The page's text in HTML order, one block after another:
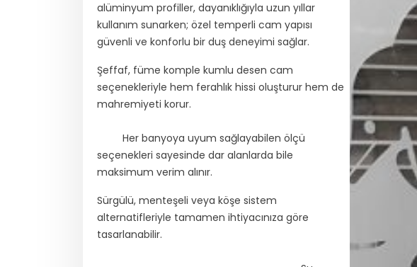
alüminyum profiller, dayanıklığıyla uzun yıllar
kullanım sunarken; özel temperli cam yapısı
güvenli ve konforlu bir duş deneyimi sağlar.
Şeffaf, füme komple kumlu desen cam
seçenekleriyle hem ferahlık hissi oluşturur hem de
mahremiyeti korur.
Her banyoya uyum sağlayabilen ölçü
seçenekleri sayesinde dar alanlarda bile
maksimum verim alınır.
Sürgülü, menteşeli veya köşe sistem
alternatifleriyle tamamen ihtiyacınıza göre
tasarlanabilir.